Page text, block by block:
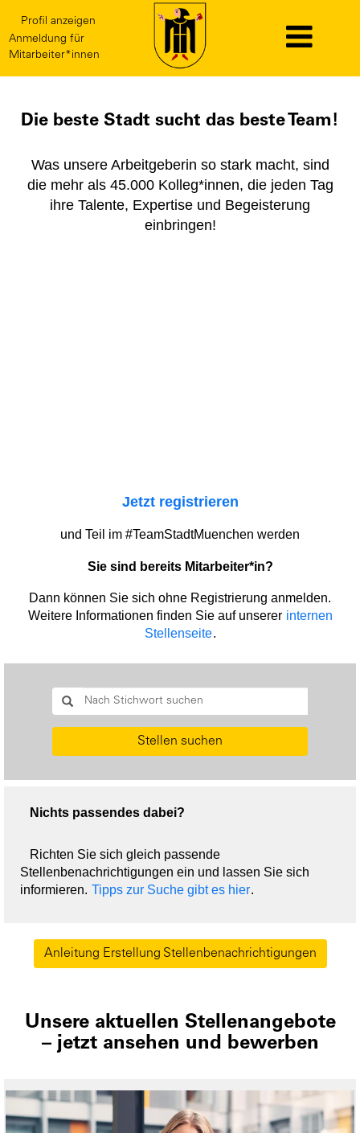
Profil anzeigen
Anmeldung für
Mitarbeiter*innen
Die beste Stadt sucht das beste Team!
Was unsere Arbeitgeberin so stark macht, sind
die mehr als 45.000 Kolleg*innen, die jeden Tag
ihre Talente, Expertise und Begeisterung
einbringen!
Jetzt registrieren
und Teil im #TeamStadtMuenchen werden
Sie sind bereits Mitarbeiter*in?
Dann können Sie sich ohne Registrierung anmelden.
Weitere Informationen finden Sie auf unserer internen
Stellenseite.
Stellen suchen
Nichts passendes dabei?
Richten Sie sich gleich passende
Stellenbenachrichtigungen ein und lassen Sie sich
informieren. Tipps zur Suche gibt es hier.
Anleitung Erstellung Stellenbenachrichtigungen
Unsere aktuellen Stellenangebote
– jetzt ansehen und bewerben